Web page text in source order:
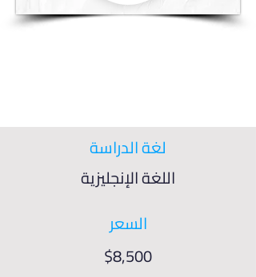
لغة الدراسة
اللغة الإنجليزية
السعر
$8,500